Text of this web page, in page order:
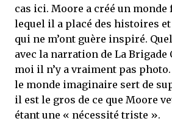
cas ici. Moore a créé un monde
lequel il a placé des histoires
qui ne m’ont guère inspiré.
avec la narration de La Brigade
moi il n’y a vraiment pas
le monde imaginaire sert de
il est le gros de ce que Moore
étant une « nécessité triste ».